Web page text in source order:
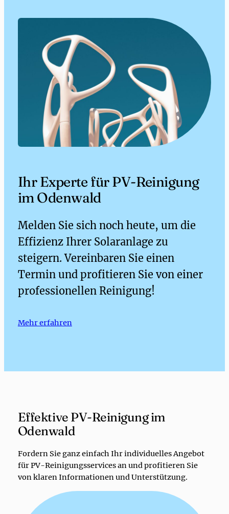
Ihr Experte für PV-Reinigung
im Odenwald
Melden Sie sich noch heute, um die
Effizienz Ihrer Solaranlage zu
steigern. Vereinbaren Sie einen
Termin und profitieren Sie von einer
professionellen Reinigung!
Mehr erfahren
Effektive PV-Reinigung im
Odenwald
Fordern Sie ganz einfach Ihr individuelles Angebot
für PV-Reinigungsservices an und profitieren Sie
von klaren Informationen und Unterstützung.